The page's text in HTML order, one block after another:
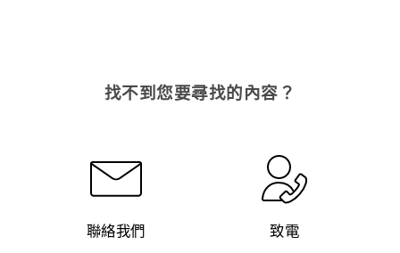
找不到您要尋找的內容？
聯絡我們 致電